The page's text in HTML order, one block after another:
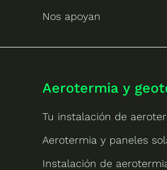
Nos apoyan
Aerotermia y
Tu instalación de
Aerotermia y paneles
Instalación de